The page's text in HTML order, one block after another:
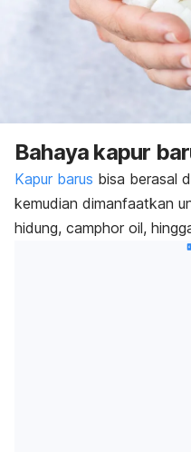
Bahaya kapur
Kapur barus bisa berasal
kemudian dimanfaatkan
hidung, camphor oil,